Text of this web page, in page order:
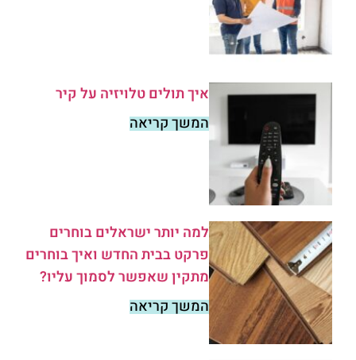
איך תולים טלויזיה על קיר
המשך קריאה
למה יותר ישראלים בוחרים
פרקט בבית החדש ואיך בוחרים
מתקין שאפשר לסמוך עליו?
המשך קריאה